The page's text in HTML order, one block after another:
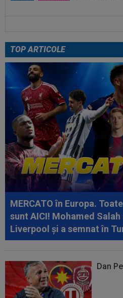
"Schema" pregătită de
14:17 EXCLUSIV
”Cine e
s-a putut abține și a spus-o
15:16
Stefanos Tsitsipas a
”Alo? Unde suntem aici?”
15:09
A fost la un pas de Inter,
altă echipă și l-a lăsat pe...
15:01
Modificări ale
Champions League!
14:59
Abia aștepta! Carragher
Salah: "Mă gândeam că vrea să...
14:51 OFICIAL
Lotul
cu KuPS din Europa League:
TOP ARTICOLE
MERCATO în Europa.
sunt AICI! Mohamed
Liverpool și a semnat în
Dan